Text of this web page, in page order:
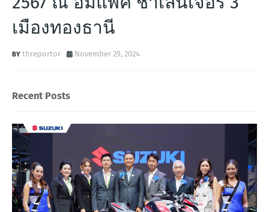
เมืองทองธานี
threportor November 29, 2024
Recent Posts